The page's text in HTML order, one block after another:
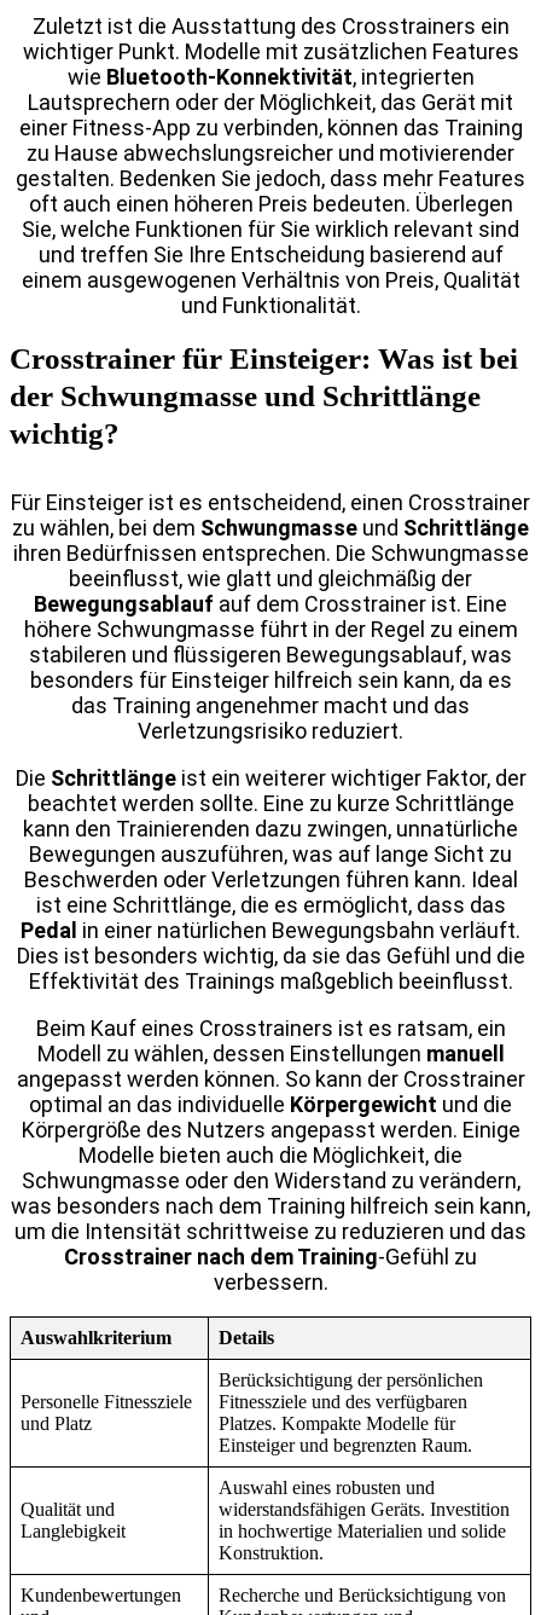
Zuletzt ist die Ausstattung des Crosstrainers ein
wichtiger Punkt. Modelle mit zusätzlichen Features
wie Bluetooth-Konnektivität, integrierten
Lautsprechern oder der Möglichkeit, das Gerät mit
einer Fitness-App zu verbinden, können das Training
zu Hause abwechslungsreicher und motivierender
gestalten. Bedenken Sie jedoch, dass mehr Features
oft auch einen höheren Preis bedeuten. Überlegen
Sie, welche Funktionen für Sie wirklich relevant sind
und treffen Sie Ihre Entscheidung basierend auf
einem ausgewogenen Verhältnis von Preis, Qualität
und Funktionalität.
Crosstrainer für Einsteiger: Was ist bei
der Schwungmasse und Schrittlänge
wichtig?
Für Einsteiger ist es entscheidend, einen Crosstrainer
zu wählen, bei dem Schwungmasse und Schrittlänge
ihren Bedürfnissen entsprechen. Die Schwungmasse
beeinflusst, wie glatt und gleichmäßig der
Bewegungsablauf auf dem Crosstrainer ist. Eine
höhere Schwungmasse führt in der Regel zu einem
stabileren und flüssigeren Bewegungsablauf, was
besonders für Einsteiger hilfreich sein kann, da es
das Training angenehmer macht und das
Verletzungsrisiko reduziert.
Die Schrittlängeist ein weiterer wichtiger Faktor, der
beachtet werden sollte. Eine zu kurze Schrittlänge
kann den Trainierenden dazu zwingen, unnatürliche
Bewegungen auszuführen, was auf lange Sicht zu
Beschwerden oder Verletzungen führen kann. Ideal
ist eine Schrittlänge, die es ermöglicht, dass das
Pedal in einer natürlichen Bewegungsbahn verläuft.
Dies ist besonders wichtig, da sie das Gefühl und die
Effektivität des Trainings maßgeblich beeinflusst.
Beim Kauf eines Crosstrainers ist es ratsam, ein
Modell zu wählen, dessen Einstellungen manuell
angepasst werden können. So kann der Crosstrainer
optimal an das individuelle Körpergewicht und die
Körpergröße des Nutzers angepasst werden. Einige
Modelle bieten auch die Möglichkeit, die
Schwungmasse oder den Widerstand zu verändern,
was besonders nach dem Training hilfreich sein kann,
um die Intensität schrittweise zu reduzieren und das
Crosstrainer nach dem Training-Gefühl zu
verbessern.
Auswahlkriterium Details
Personelle Fitnessziele
und Platz
Berücksichtigung der persönlichen
Fitnessziele und des verfügbaren
Platzes. Kompakte Modelle für
Einsteiger und begrenzten Raum.
Qualität und
Langlebigkeit
Auswahl eines robusten und
widerstandsfähigen Geräts. Investition
in hochwertige Materialien und solide
Konstruktion.
Kundenbewertungen
Recherche und Berücksichtigung von